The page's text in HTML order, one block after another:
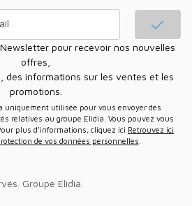
offres,
des informations sur les ventes et les
promotions.
relatives au groupe Elidia. Vous pouvez vous
plus d’informations, cliquez ici Retrouvez ici
de vos données personnelles
Groupe Elidia